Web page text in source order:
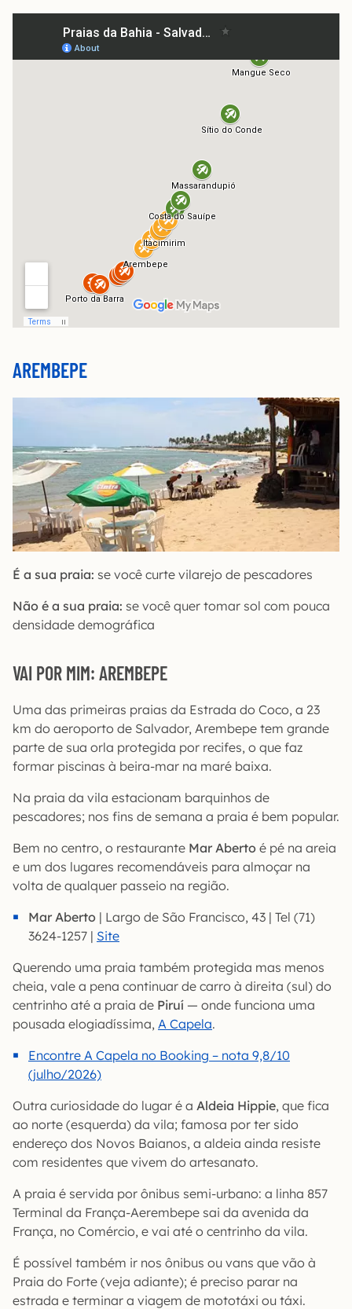
AREMBEPE
É a sua praia: se você curte vilarejo de pescadores
Não é a sua praia: se você quer tomar sol com pouca
densidade demográfica
VAI POR MIM: AREMBEPE
Uma das primeiras praias da Estrada do Coco, a 23
km do aeroporto de Salvador, Arembepe tem grande
parte de sua orla protegida por recifes, o que faz
formar piscinas à beira-mar na maré baixa.
Na praia da vila estacionam barquinhos de
pescadores; nos fins de semana a praia é bem popular.
Bem no centro, o restaurante Mar Aberto é pé na areia
e um dos lugares recomendáveis para almoçar na
volta de qualquer passeio na região.
Mar Aberto | Largo de São Francisco, 43 | Tel (71)
3624-1257 | Site
Querendo uma praia também protegida mas menos
cheia, vale a pena continuar de carro à direita (sul) do
centrinho até a praia de Piruí — onde funciona uma
pousada elogiadíssima, A Capela.
Encontre A Capela no Booking – nota 9,8/10
(julho/2026)
Outra curiosidade do lugar é a Aldeia Hippie, que fica
ao norte (esquerda) da vila; famosa por ter sido
endereço dos Novos Baianos, a aldeia ainda resiste
com residentes que vivem do artesanato.
A praia é servida por ônibus semi-urbano: a linha 857
Terminal da França-Aerembepe sai da avenida da
França, no Comércio, e vai até o centrinho da vila.
É possível também ir nos ônibus ou vans que vão à
Praia do Forte (veja adiante); é preciso parar na
estrada e terminar a viagem de mototáxi ou táxi.